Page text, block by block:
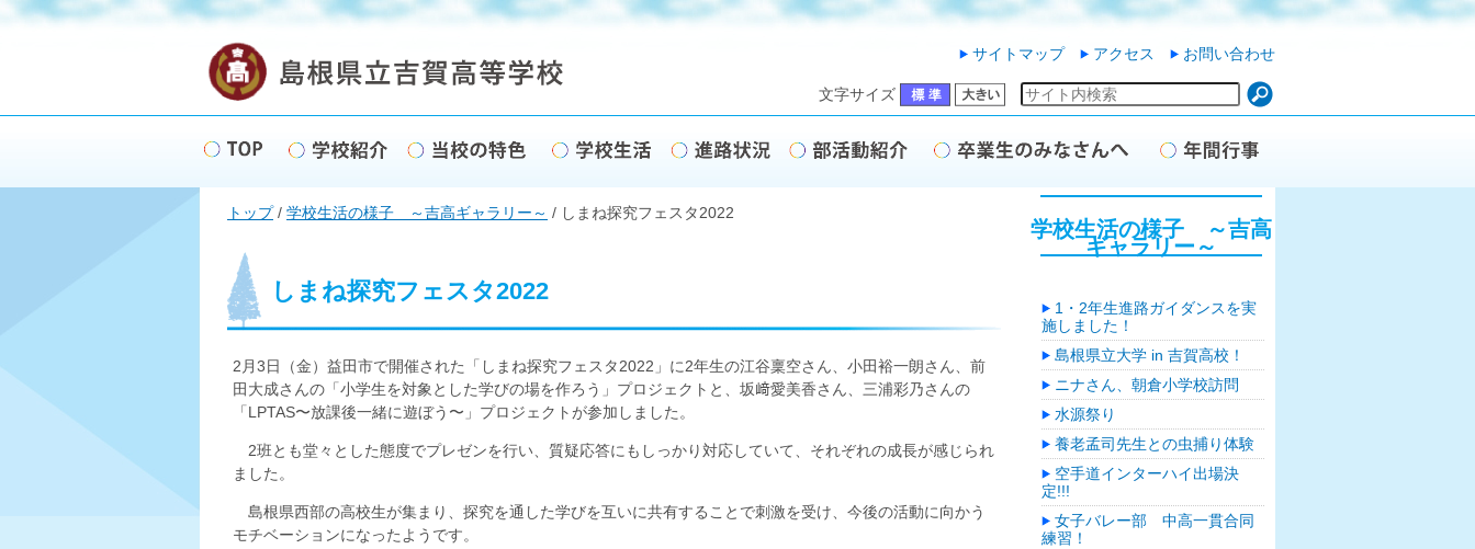
このページの本文へ
サイトマップ アクセス お問い合わせ
文字サイズ
現
位
置：
トップ/ 学校生活の様子 ～吉高ギャラリー～ / しまね探究フェスタ2022
しまね探究フェスタ2022
2月3日（金）益田市で開催された「しまね探究フェスタ2022」に2年生の江谷稟空さん、小田裕一朗さん、前
田大成さんの「小学生を対象とした学びの場を作ろう」プロジェクトと、坂﨑愛美香さん、三浦彩乃さんの
「LPTAS〜放課後一緒に遊ぼう〜」プロジェクトが参加しました。
2班とも堂々とした態度でプレゼンを行い、質疑応答にもしっかり対応していて、それぞれの成長が感じられ
ました。
島根県西部の高校生が集まり、探究を通した学びを互いに共有することで刺激を受け、今後の活動に向かう
モチベーションになったようです。
学校生活の様子 ～吉高
ギャラリー～
1・2年生進路ガイダンスを実
施しました！
島根県立大学 in 吉賀高校！
ニナさん、朝倉小学校訪問
水源祭り
養老孟司先生との虫捕り体験
空手道インターハイ出場決
定!!!
女子バレー部 中高一貫合同
練習！